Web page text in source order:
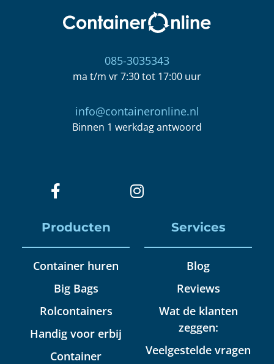
085-3035343
ma t/m vr 7:30 tot 17:00 uur
info@containeronline.nl
Binnen 1 werkdag antwoord
Producten
Container huren
Big Bags
Rolcontainers
Handig voor erbij
Container
Services
Blog
Reviews
Wat de klanten
zeggen:
Veelgestelde vragen